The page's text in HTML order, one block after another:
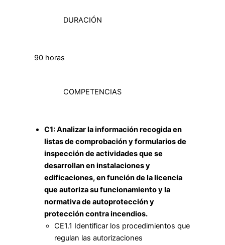
DURACIÓN
90 horas
COMPETENCIAS
C1: Analizar la información recogida en
listas de comprobación y formularios de
inspección de actividades que se
desarrollan en instalaciones y
edificaciones, en función de la licencia
que autoriza su funcionamiento y la
normativa de autoprotección y
protección contra incendios.
CE1.1 Identificar los procedimientos que
regulan las autorizaciones